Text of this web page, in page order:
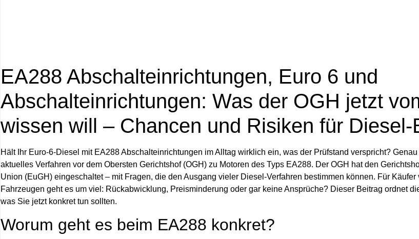
EA288 Abschalteinrichtungen, Euro 6 und
Abschalteinrichtungen: Was der OGH jetzt
wissen will – Chancen und Risiken für Diesel-
Hält Ihr Euro‑6‑Diesel mit EA288 Abschalteinrichtungen im Alltag wirklich ein, was der Prüfstand verspricht?
aktuelles Verfahren vor dem Obersten Gerichtshof (OGH) zu Motoren des Typs EA288. Der OGH hat den
Union (EuGH) eingeschaltet – mit Fragen, die den Ausgang vieler Diesel-Verfahren bestimmen können. Für Käufer
Fahrzeugen geht es um viel: Rückabwicklung, Preisminderung oder gar keine Ansprüche? Dieser Beitrag ordnet
was Sie jetzt konkret tun sollten.
Worum geht es beim EA288 konkret?